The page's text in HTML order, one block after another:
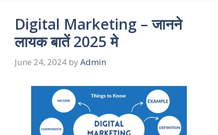
Digital Marketing – जानने
लायक बातें 2025 मे
June 24, 2024 by Admin